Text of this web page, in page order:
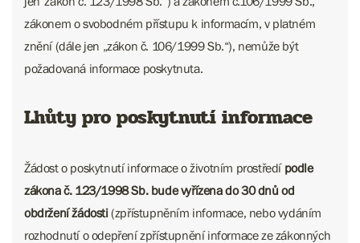
zákonem o svobodném přístupu k informacím, v platném
znění (dále jen „zákon č. 106/1999 Sb.“), nemůže být
požadovaná informace poskytnuta.
Lhůty pro poskytnutí informace
Žádost o poskytnutí informace o životním prostředí podle
zákona č. 123/1998 Sb. bude vyřízena do 30 dnů od
obdržení žádosti(zpřístupněním informace, nebo vydáním
rozhodnutí o odepření zpřístupnění informace ze zákonných